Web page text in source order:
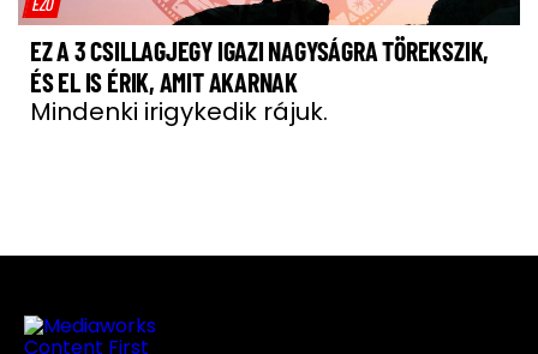
EZ A 3 CSILLAGJEGY IGAZI NAGYSÁGRA TÖREKSZIK,
ÉS EL IS ÉRIK, AMIT AKARNAK
Mindenki irigykedik rájuk.